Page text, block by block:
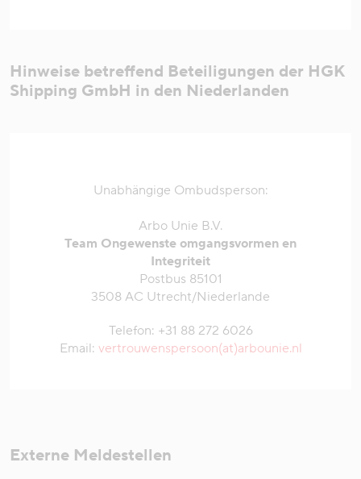
Hinweise betreffend Beteiligungen der HGK
Shipping GmbH in den Niederlanden
Unabhängige Ombudsperson:
Arbo Unie B.V.
Team Ongewenste omgangsvormen en
Integriteit
Postbus 85101
3508 AC Utrecht/Niederlande
Telefon: +31 88 272 6026
Email: vertrouwenspersoon(at)arbounie.nl
Externe Meldestellen